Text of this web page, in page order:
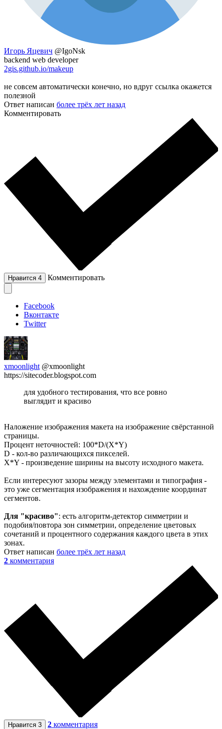
Игорь Яцевич @IgoNsk
backend web developer
2gis.github.io/makeup
не совсем автоматически конечно, но вдруг ссылка окажется
полезной
Ответ написан более трёх лет назад
Комментировать
Нравится 4 Комментировать
Facebook
Вконтакте
Twitter
xmoonlight @xmoonlight
https://sitecoder.blogspot.com
для удобного тестирования, что все ровно
выглядит и красиво
Наложение изображения макета на изображение свёрстанной
страницы.
Процент неточностей: 100*D/(X*Y)
D - кол-во различающихся пикселей.
X*Y - произведение ширины на высоту исходного макета.
Если интересуют зазоры между элементами и типография -
это уже сегментация изображения и нахождение координат
сегментов.
Для "красиво": есть алгоритм-детектор симметрии и
подобия/повтора зон симметрии, определение цветовых
сочетаний и процентного содержания каждого цвета в этих
зонах.
Ответ написан более трёх лет назад
2 комментария
Нравится 3 2 комментария